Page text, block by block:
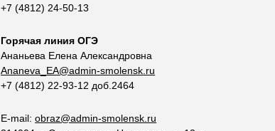
+7 (4812) 24-50-13
Горячая линия ОГЭ
Ананьева Елена Александровна
Ananeva_EA@admin-smolensk.ru
+7 (4812) 22-93-12 доб.2464
E-mail:obraz@admin-smolensk.ru